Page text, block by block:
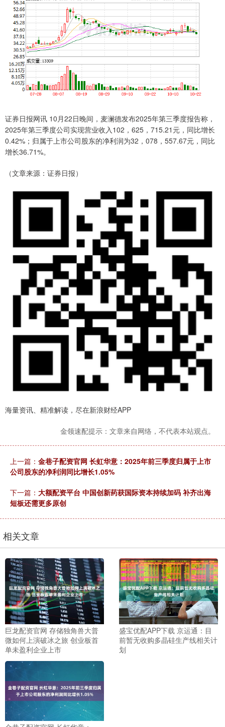
证券日报网讯 10月22日晚间，麦澜德发布2025年第三季度报告称，
2025年第三季度公司实现营业收入102，625，715.21元，同比增长
0.42%；归属于上市公司股东的净利润为32，078，557.67元，同比
增长36.71%。
（文章来源：证券日报）
海量资讯、精准解读，尽在新浪财经APP
金领速配提示：文章来自网络，不代表本站观点。
上一篇： 金巷子配资官网 长虹华意：2025年前三季度归属于上市
公司股东的净利润同比增长1.05%
下一篇： 大额配资平台 中国创新药获国际资本持续加码 补齐出海
短板还需更多原创
相关文章
巨龙配资官网 存储独角兽大普
微如何上演破冰之旅 创业板首
单未盈利企业上市
盛宝优配APP下载 京运通：目
前暂无收购多晶硅生产线相关计
划